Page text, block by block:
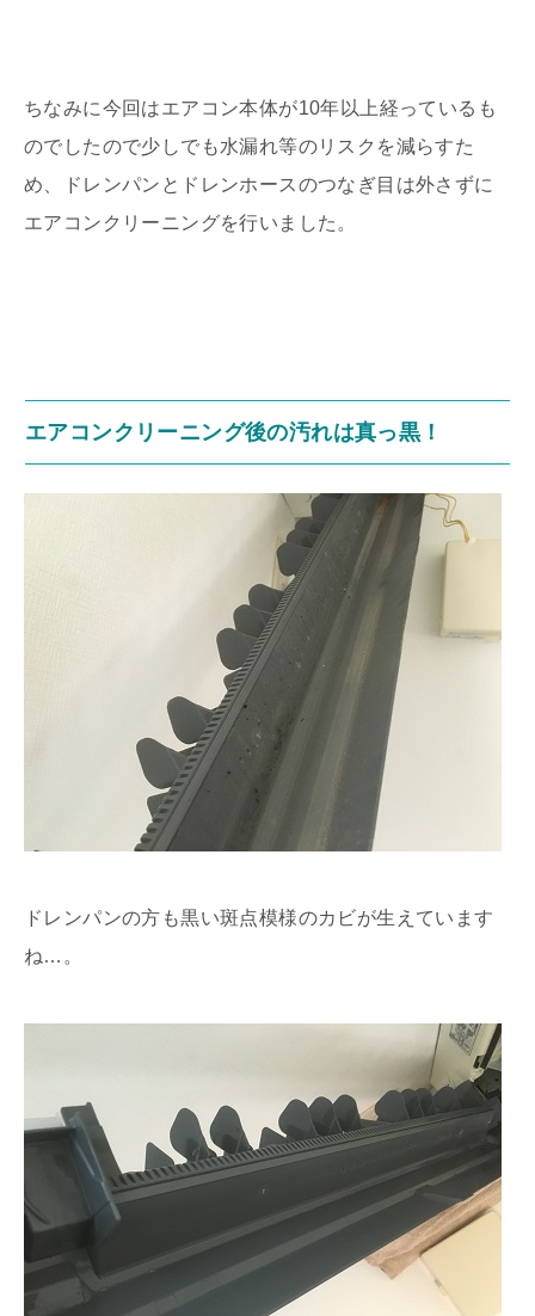
ちなみに今回はエアコン本体が10年以上経っているも
のでしたので少しでも水漏れ等のリスクを減らすた
め、ドレンパンとドレンホースのつなぎ目は外さずに
エアコンクリーニングを行いました。
エアコンクリーニング後の汚れは真っ黒！
ドレンパンの方も黒い斑点模様のカビが生えています
ね…。